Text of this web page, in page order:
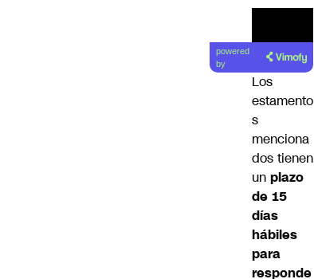
Lea el
artículo
powered
by
Los
estamento
s
menciona
dos tienen
un plazo
de 15
días
hábiles
para
responde